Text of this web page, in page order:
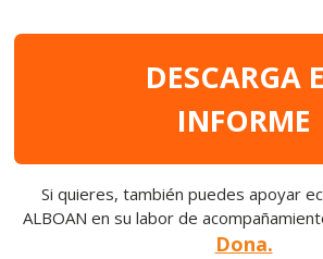
DESCARGA
INFORME
Si quieres, también puedes apoyar
ALBOAN en su labor de
Dona.